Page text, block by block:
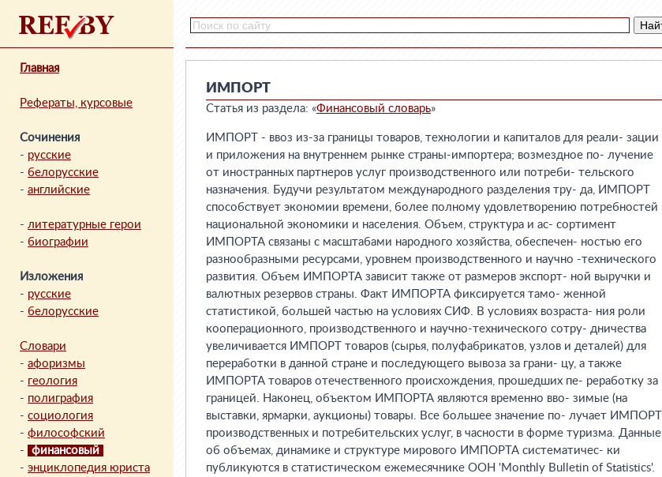
Главная
Рефераты, курсовые
Сочинения
- русские
- белорусские
- английские
- литературные герои
- биографии
Изложения
- русские
- белорусские
Словари
- афоризмы
- геология
- полиграфия
- социология
- философский
-
финансовый
- энциклопедия юриста
ИМПОРТ
Статья из раздела: «Финансовый словарь»
ИМПОРТ - ввоз из-за границы товаров, технологии и капиталов для реали- зации
и приложения на внутреннем рынке страны-импортера; возмездное по- лучение
от иностранных партнеров услуг производственного или потреби- тельского
назначения. Будучи результатом международного разделения тру- да, ИМПОРТ
способствует экономии времени, более полному удовлетворению потребностей
национальной экономики и населения. Объем, структура и ас- сортимент
ИМПОРТА связаны с масштабами народного хозяйства, обеспечен- ностью его
разнообразными ресурсами, уровнем производственного и научно -технического
развития. Объем ИМПОРТА зависит также от размеров экспорт- ной выручки и
валютных резервов страны. Факт ИМПОРТА фиксируется тамо- женной
статистикой, большей частью на условиях СИФ. В условиях возраста- ния роли
кооперационного, производственного и научно-технического сотру- дничества
увеличивается ИМПОРТ товаров (сырья, полуфабрикатов, узлов и деталей) для
переработки в данной стране и последующего вывоза за грани- цу, а также
ИМПОРТА товаров отечественного происхождения, прошедших пе- реработку за
границей. Наконец, объектом ИМПОРТА являются временно вво- зимые (на
выставки, ярмарки, аукционы) товары. Все большее значение по- лучает ИМПОРТ
производственных и потребительских услуг, в часности в форме туризма. Данные
об объемах, динамике и структуре мирового ИМПОРТА систематичес- ки
публикуются в статистическом ежемесячнике ООН 'Monthly Bulletin of Statistics'.